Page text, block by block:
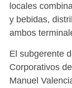
locales
y bebidas,
ambos
El subgerente
Corporativos
Manuel